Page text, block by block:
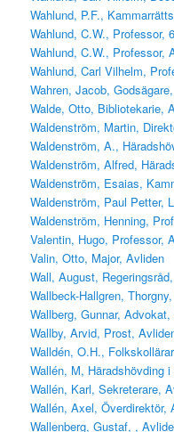
Wahlund, P.F.,
Wahlund, C.W., Professor,
Wahlund, C.W., Professor,
Wahlund, Carl Vilhelm,
Wahren, Jacob,
Walde, Otto, Bibliotekarie,
Waldenström, Martin,
Waldenström, A.,
Waldenström, Alfred,
Waldenström, Esaias,
Waldenström, Paul Petter,
Waldenström, Henning,
Valentin, Hugo, Professor,
Valin, Otto, Major, Avliden
Wall, August,
Wallbeck-Hallgren,
Wallberg, Gunnar,
Wallby, Arvid, Prost,
Walldén, O.H.,
Wallén, M, Häradshövding
Wallén, Karl, Sekreterare,
Wallén, Axel, Överdirektör,
Wallenberg, Gustaf, ,